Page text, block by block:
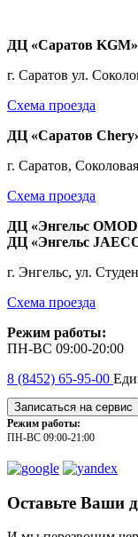
ДЦ «Саратов KGM»
г. Саратов ул.
Схема проезда
ДЦ «Саратов
г. Саратов,
Схема проезда
ДЦ «Энгельс
ДЦ «Энгельс
г. Энгельс, ул.
Схема проезда
Режим работы:
ПН-ВС 09:00-20:00
8 (8452) 65-95-00
Записаться на сервис
Режим работы:
ПН-ВС 09:00-21:00
Оставьте Ваши